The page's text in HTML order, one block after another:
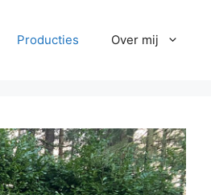
Producties Over mij